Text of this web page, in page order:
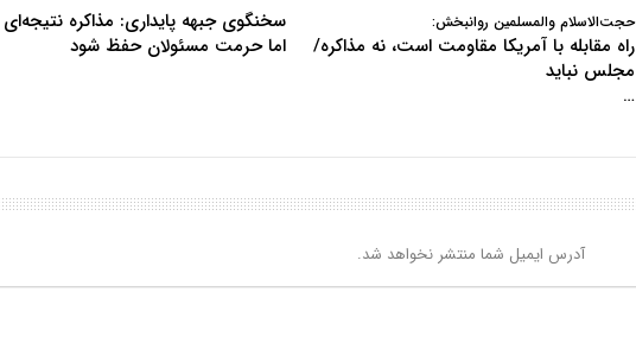
حجت‌الاسلام والمسلمین روانبخش:
راه مقابله با آمریکا مقاومت است، نه مذاکره/
مجلس نباید
…
سخنگوی جبهه پایداری: مذاکره نتیجه‌ای
اما حرمت مسئولان حفظ شود
آدرس ایمیل شما منتشر نخواهد شد.